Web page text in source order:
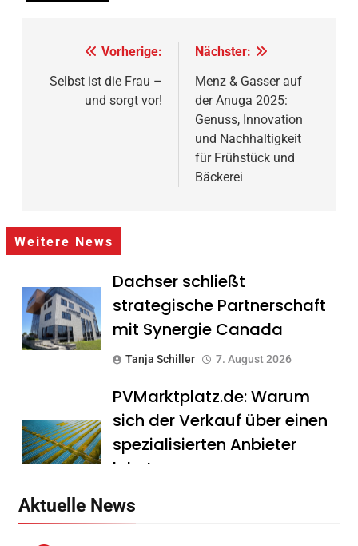
Beitragsnavigation
Vorherige:
Selbst ist die Frau –
und sorgt vor!
Nächster:
Menz & Gasser auf
der Anuga 2025:
Genuss, Innovation
und Nachhaltigkeit
für Frühstück und
Bäckerei
Weitere News
Dachser schließt
strategische Partnerschaft
mit Synergie Canada
Tanja Schiller 7. August 2026
PVMarktplatz.de: Warum
sich der Verkauf über einen
spezialisierten Anbieter
lohnt
Aktuelle News